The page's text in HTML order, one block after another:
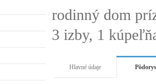
rodinný dom
3 izby, 1
Hlavné údaje